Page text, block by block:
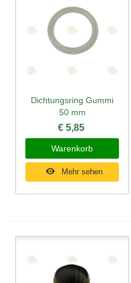
Dichtungsring Gummi
50 mm
€ 5,85
Warenkorb
Mehr sehen